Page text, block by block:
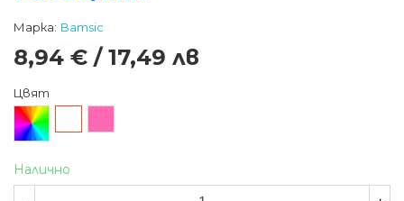
Марка: Bamsic
8,94 € / 17,49 лв
Цвят
Произволен/
микс
Налично